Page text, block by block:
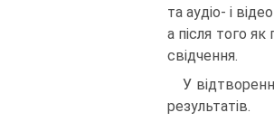
та аудіо- і
а після того
свідчення.
У
результатів.